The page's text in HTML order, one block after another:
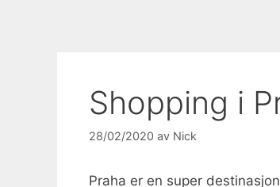
Shopping i
28/02/2020 av Nick
Praha er en super